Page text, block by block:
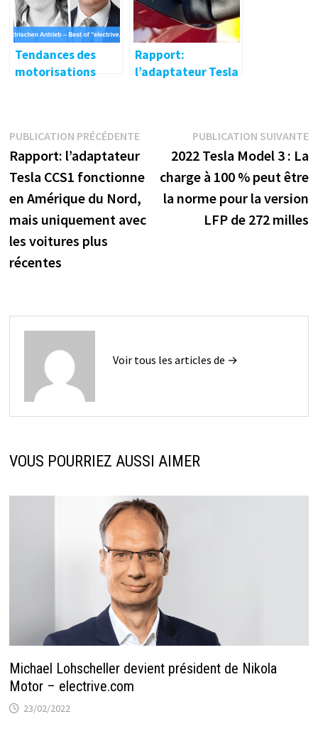
Tendances des
motorisations
Rapport:
l’adaptateur Tesla
avec les voitures
plus récentes
Navigation
de
l’article
PUBLICATION PRÉCÉDENTEPublication
précédente :
Rapport: l’adaptateur
Tesla CCS1 fonctionne
en Amérique du Nord,
mais uniquement avec
les voitures plus
récentes
PUBLICATION SUIVANTE
2022 Tesla Model 3 : La
charge à 100 % peut être
la norme pour la version
LFP de 272 milles
Voir tous les articles de →
VOUS POURRIEZ AUSSI AIMER
Michael Lohscheller devient président de Nikola
Motor – electrive.com
23/02/2022